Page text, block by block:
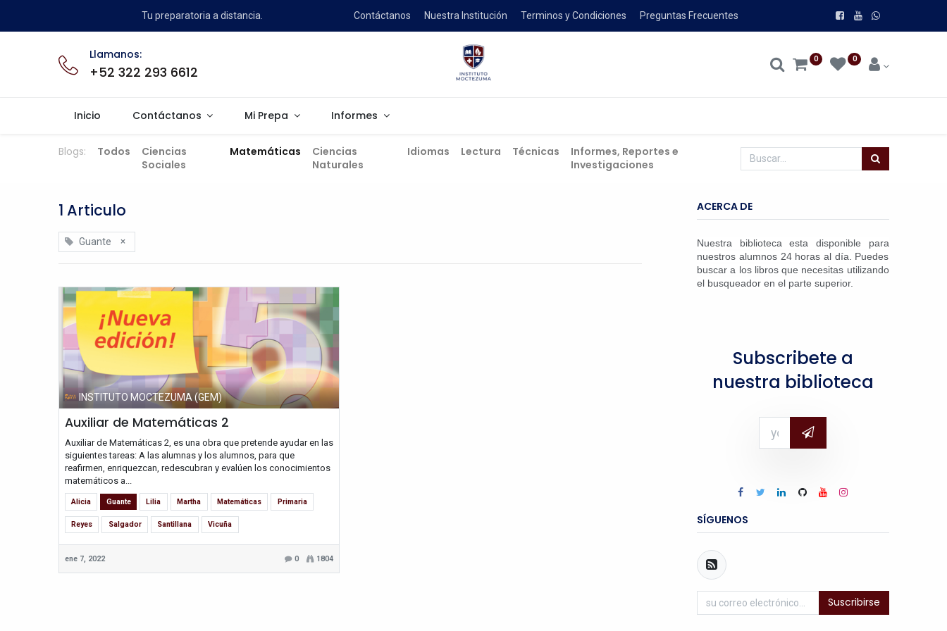
Tu preparatoria a distancia. Contáctanos Nuestra Institución Terminos y Condiciones Preguntas Frecuentes
Llamanos:
+52 322 293 6612
0 0
Inicio Contáctanos Mi Prepa Informes
Blogs: Todos
Ciencias
Sociales
Matemáticas
Ciencias
Naturales
Idiomas Lectura Técnicas
Informes, Reportes e
Investigaciones
1 Articulo
Guante ×
INSTITUTO MOCTEZUMA (GEM)
Auxiliar de Matemáticas 2
Auxiliar de Matemáticas 2, es una obra que pretende ayudar en las
siguientes tareas: A las alumnas y los alumnos, para que
reafirmen, enriquezcan, redescubran y evalúen los conocimientos
matemáticos a...
Alicia Guante Lilia Martha Matemáticas Primaria
Reyes Salgador Santillana Vicuña
ene 7, 2022 0 1804
ACERCA DE
Nuestra biblioteca esta disponible para
nuestros alumnos 24 horas al día. Puedes
buscar a los libros que necesitas utilizando
el busqueador en el parte superior.
Subscribete a
nuestra biblioteca
SÍGUENOS
Suscribirse